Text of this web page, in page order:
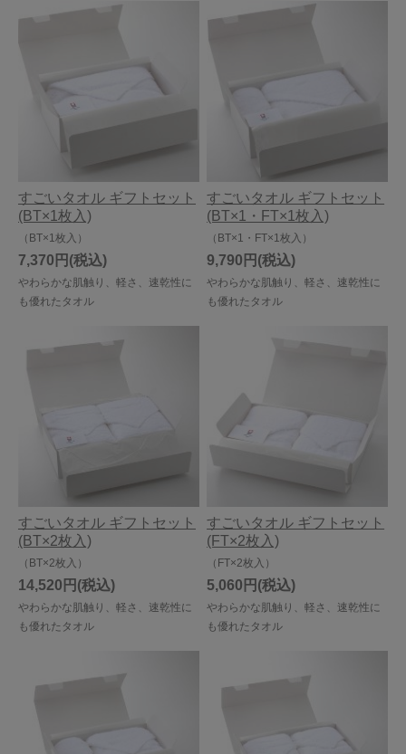
会員サービス
ヘルプ
お問い合わせ
すごいタオル ギフトセット
(BT×1枚入)
（BT×1枚入）
やわらかな肌触り、軽さ、速乾性に
も優れたタオル
7,370円
すごいタオル ギフトセット
(BT×1・FT×1枚入)
（BT×1・FT×1枚入）
やわらかな肌触り、軽さ、速乾性に
も優れたタオル
9,790円
すごいタオル ギフトセット
(BT×2枚入)
（BT×2枚入）
やわらかな肌触り、軽さ、速乾性に
も優れたタオル
14,520円
すごいタオル ギフトセット
(FT×2枚入)
（FT×2枚入）
やわらかな肌触り、軽さ、速乾性に
も優れたタオル
5,060円